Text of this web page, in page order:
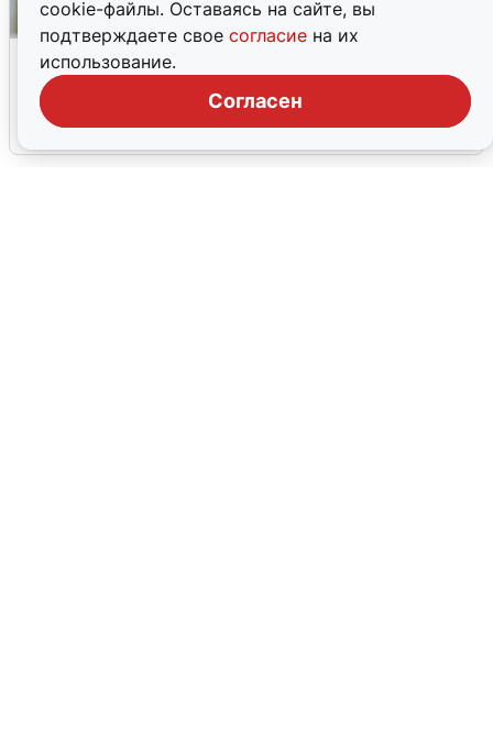
cookie-файлы. Оставаясь на сайте, вы
подтверждаете свое согласие на их
использование.
Согласен
Волгоградцы остались без
мобильного интернета
6 августа 0